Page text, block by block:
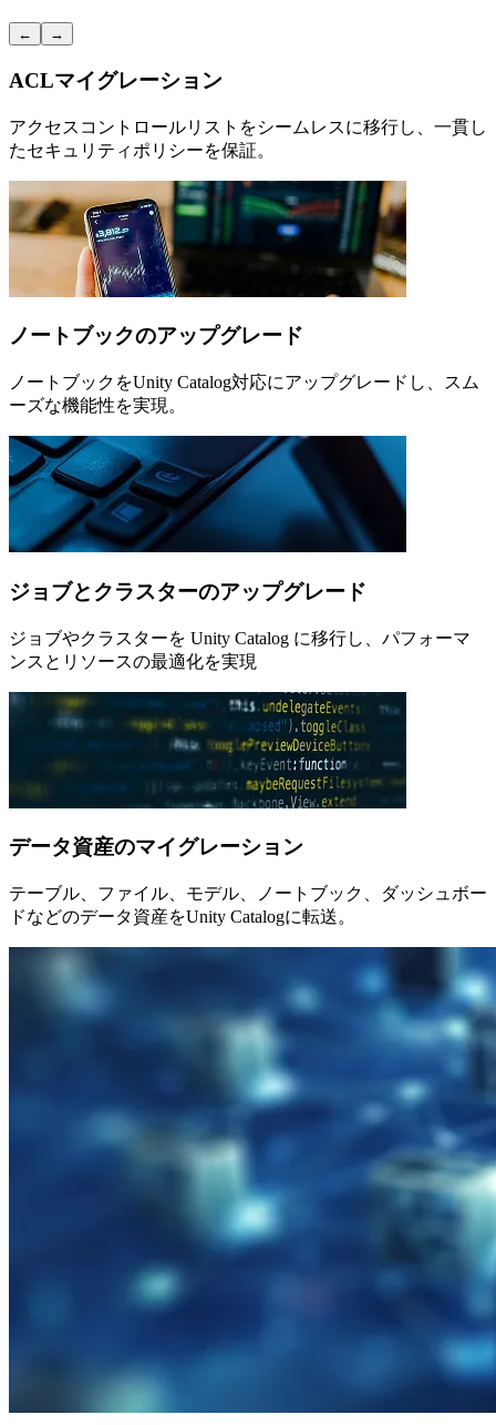
← →
ACLマイグレーション
アクセスコントロールリストをシームレスに移行し、一貫し
たセキュリティポリシーを保証。
ノートブックのアップグレード
ノートブックをUnity Catalog対応にアップグレードし、スム
ーズな機能性を実現。
ジョブとクラスターのアップグレード
ジョブやクラスターを Unity Catalog に移行し、パフォーマ
ンスとリソースの最適化を実現
データ資産のマイグレーション
テーブル、ファイル、モデル、ノートブック、ダッシュボー
ドなどのデータ資産をUnity Catalogに転送。